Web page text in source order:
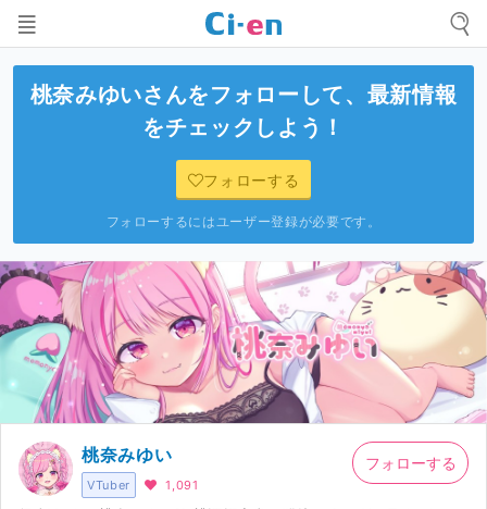
桃奈みゆいさんをフォローして、最新情報
をチェックしよう！
フォローする
フォローするにはユーザー登録が必要です。
VTuber
桃奈みゆい
1,091
フォローする